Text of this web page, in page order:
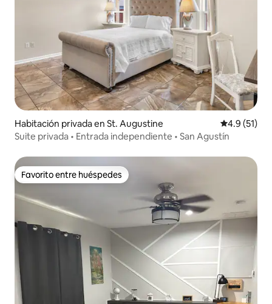
Habitación privada en St. Augustine Calificación
4.9 (51)
Suite privada • Entrada independiente • San Agustín
Favorito entre huéspedes
Favorito entre huéspedes